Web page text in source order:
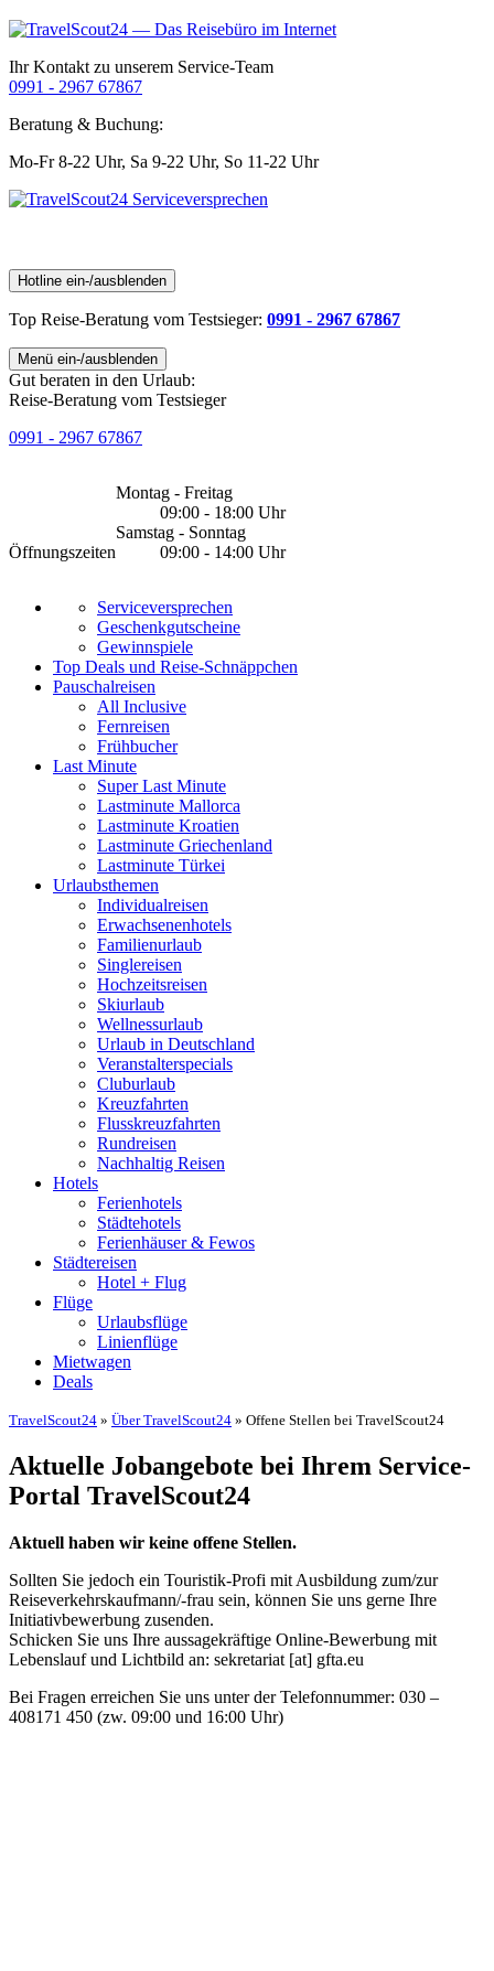
Ihr Kontakt zu unserem Service-Team
0991 - 2967 67867
Beratung & Buchung:
Mo-Fr 8-22 Uhr, Sa 9-22 Uhr, So 11-22 Uhr
Hotline ein-/ausblenden
Top Reise-Beratung vom Testsieger: 0991 - 2967 67867
Menü ein-/ausblenden
Gut beraten in den Urlaub:
Reise-Beratung vom Testsieger
0991 - 2967 67867
Öffnungszeiten
Montag - Freitag
09:00 - 18:00 Uhr
Samstag - Sonntag
09:00 - 14:00 Uhr
Serviceversprechen
Geschenkgutscheine
Gewinnspiele
Top Deals und Reise-Schnäppchen
Pauschalreisen
All Inclusive
Fernreisen
Frühbucher
Last Minute
Super Last Minute
Lastminute Mallorca
Lastminute Kroatien
Lastminute Griechenland
Lastminute Türkei
Urlaubsthemen
Individualreisen
Erwachsenenhotels
Familienurlaub
Singlereisen
Hochzeitsreisen
Skiurlaub
Wellnessurlaub
Urlaub in Deutschland
Veranstalterspecials
Cluburlaub
Kreuzfahrten
Flusskreuzfahrten
Rundreisen
Nachhaltig Reisen
Hotels
Ferienhotels
Städtehotels
Ferienhäuser & Fewos
Städtereisen
Hotel + Flug
Flüge
Urlaubsflüge
Linienflüge
Mietwagen
Deals
TravelScout24 » Über TravelScout24 » Offene Stellen bei TravelScout24
Aktuelle Jobangebote bei Ihrem Service-
Portal TravelScout24
Aktuell haben wir keine offene Stellen.
Sollten Sie jedoch ein Touristik-Profi mit Ausbildung zum/zur
Reiseverkehrskaufmann/-frau sein, können Sie uns gerne Ihre
Initiativbewerbung zusenden.
Schicken Sie uns Ihre aussagekräftige Online-Bewerbung mit
Lebenslauf und Lichtbild an: sekretariat [at] gfta.eu
Bei Fragen erreichen Sie uns unter der Telefonnummer: 030 –
408171 450 (zw. 09:00 und 16:00 Uhr)